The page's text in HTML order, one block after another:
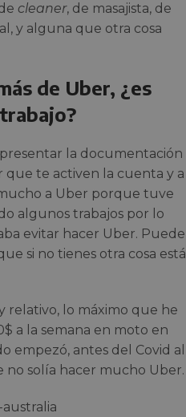
cleaner, de masajista, de
y alguna que otra cosa
de Uber, ¿es
la documentación
que te activen la cuenta y a
a Uber porque tuve
algunos trabajos por lo
evitar hacer Uber. Puede
si no tienes otra cosa está
relativo, lo máximo que he
a la semana en moto en
empezó, antes del Covid al
solía hacer mucho Uber.